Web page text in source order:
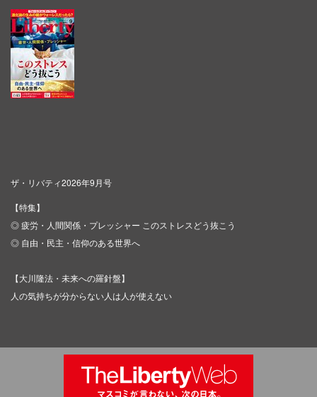
ザ・リバティ2026年9月号
【特集】
◎ 疲労・人間関係・プレッシャー このストレスどう抜こう
◎ 自由・民主・信仰のある世界へ
【大川隆法・未来への羅針盤】
人の気持ちが分からない人は人が使えない